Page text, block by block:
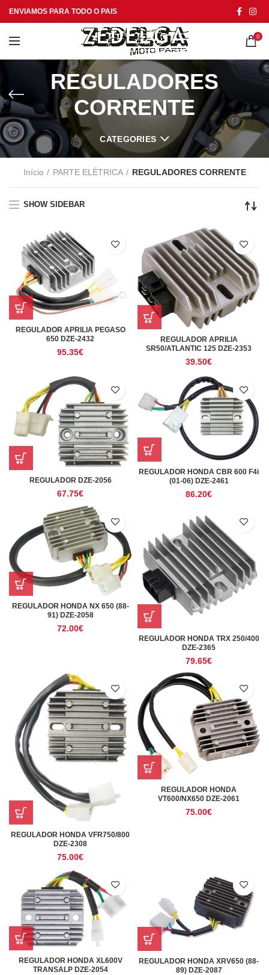
ENVIAMOS PARA TODO O PAIS
0
REGULADORES
CORRENTE
CATEGORIES
Início PARTE ELÉTRICA REGULADORES CORRENTE
SHOW SIDEBAR
REGULADOR APRILIA PEGASO
650 DZE-2432
95.35€
REGULADOR APRILIA
SR50/ATLANTIC 125 DZE-2353
39.50€
REGULADOR DZE-2056
67.75€
REGULADOR HONDA CBR 600 F4i
(01-06) DZE-2461
86.20€
REGULADOR HONDA NX 650 (88-
91) DZE-2058
72.00€
REGULADOR HONDA TRX 250/400
DZE-2365
79.65€
REGULADOR HONDA VFR750/800
DZE-2308
75.00€
REGULADOR HONDA
VT600/NX650 DZE-2061
75.00€
REGULADOR HONDA XL600V
TRANSALP DZE-2054
REGULADOR HONDA XRV650 (88-
89) DZE-2087